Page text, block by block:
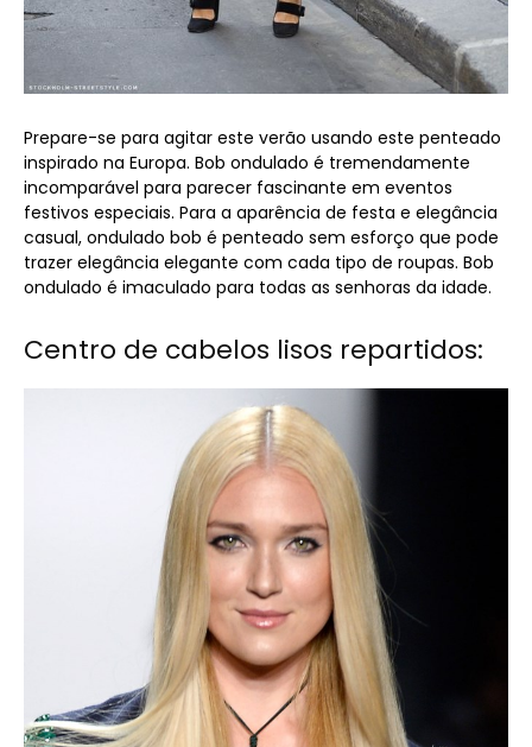
Prepare-se para agitar este verão usando este penteado
inspirado na Europa. Bob ondulado é tremendamente
incomparável para parecer fascinante em eventos
festivos especiais. Para a aparência de festa e elegância
casual, ondulado bob é penteado sem esforço que pode
trazer elegância elegante com cada tipo de roupas. Bob
ondulado é imaculado para todas as senhoras da idade.
Centro de cabelos lisos repartidos: